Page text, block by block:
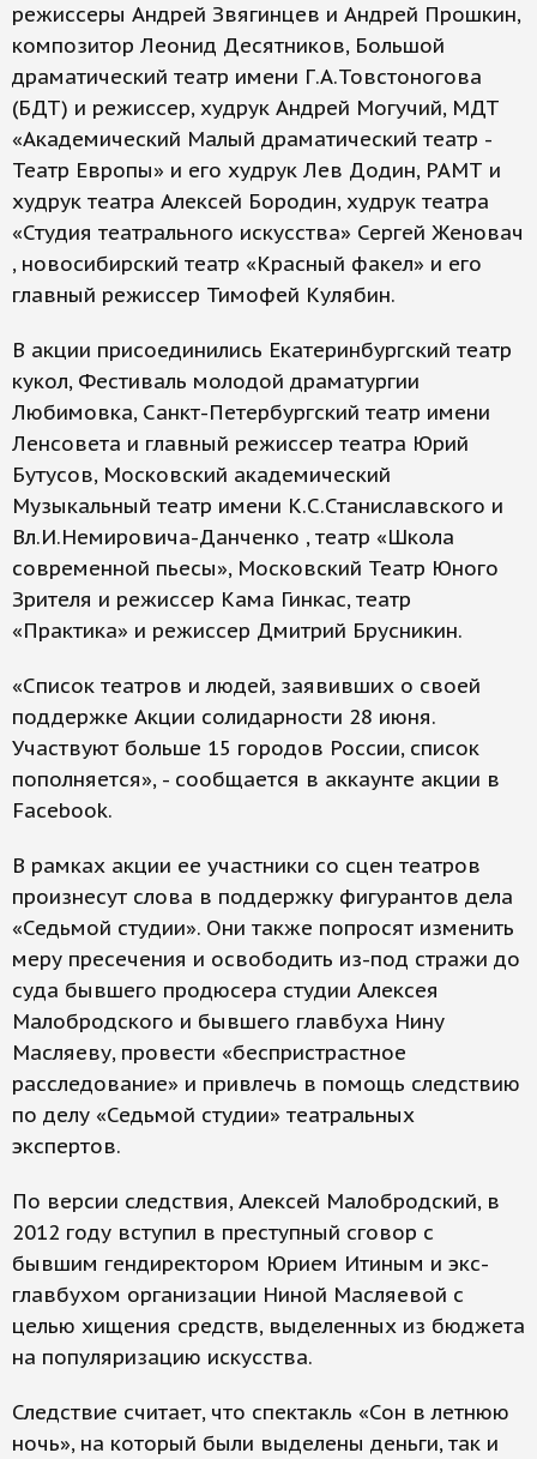
режиссеры Андрей Звягинцев и Андрей Прошкин,
композитор Леонид Десятников, Большой
драматический театр имени Г.А.Товстоногова
(БДТ) и режиссер, худрук Андрей Могучий, МДТ
«Академический Малый драматический театр -
Театр Европы» и его худрук Лев Додин, РАМТ и
худрук театра Алексей Бородин, худрук театра
«Студия театрального искусства» Сергей Женовач
, новосибирский театр «Красный факел» и его
главный режиссер Тимофей Кулябин.
В акции присоединились Екатеринбургский театр
кукол, Фестиваль молодой драматургии
Любимовка, Санкт-Петербургский театр имени
Ленсовета и главный режиссер театра Юрий
Бутусов, Московский академический
Музыкальный театр имени К.С.Станиславского и
Вл.И.Немировича-Данченко , театр «Школа
современной пьесы», Московский Театр Юного
Зрителя и режиссер Кама Гинкас, театр
«Практика» и режиссер Дмитрий Брусникин.
«Список театров и людей, заявивших о своей
поддержке Акции солидарности 28 июня.
Участвуют больше 15 городов России, список
пополняется», - сообщается в аккаунте акции в
Facebook.
В рамках акции ее участники со сцен театров
произнесут слова в поддержку фигурантов дела
«Седьмой студии». Они также попросят изменить
меру пресечения и освободить из-под стражи до
суда бывшего продюсера студии Алексея
Малобродского и бывшего главбуха Нину
Масляеву, провести «беспристрастное
расследование» и привлечь в помощь следствию
по делу «Седьмой студии» театральных
экспертов.
По версии следствия, Алексей Малобродский, в
2012 году вступил в преступный сговор с
бывшим гендиректором Юрием Итиным и экс-
главбухом организации Ниной Масляевой с
целью хищения средств, выделенных из бюджета
на популяризацию искусства.
Следствие считает, что спектакль «Сон в летнюю
ночь», на который были выделены деньги, так и